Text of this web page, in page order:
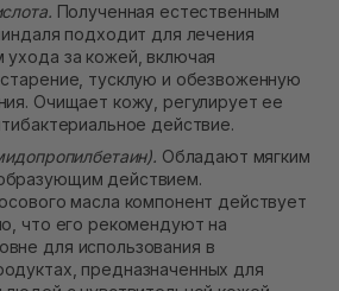
Полученная естественным
подходит для лечения
за кожей, включая
тусклую и обезвоженную
Очищает кожу, регулирует ее
действие.
Обладают мягким
действием.
масла компонент действует
что его рекомендуют на
для использования в
предназначенных для